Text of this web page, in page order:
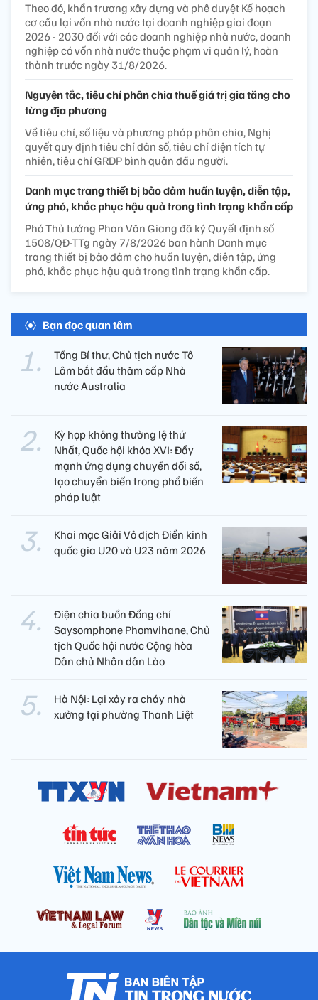
Theo đó, khẩn trương xây dựng và phê duyệt Kế hoạch
cơ cấu lại vốn nhà nước tại doanh nghiệp giai đoạn
2026 - 2030 đối với các doanh nghiệp nhà nước, doanh
nghiệp có vốn nhà nước thuộc phạm vi quản lý, hoàn
thành trước ngày 31/8/2026.
Nguyên tắc, tiêu chí phân chia thuế giá trị gia tăng cho
từng địa phương
Về tiêu chí, số liệu và phương pháp phân chia, Nghị
quyết quy định tiêu chí dân số, tiêu chí diện tích tự
nhiên, tiêu chí GRDP bình quân đầu người.
Danh mục trang thiết bị bảo đảm huấn luyện, diễn tập,
ứng phó, khắc phục hậu quả trong tình trạng khẩn cấp
Phó Thủ tướng Phan Văn Giang đã ký Quyết định số
1508/QĐ-TTg ngày 7/8/2026 ban hành Danh mục
trang thiết bị bảo đảm cho huấn luyện, diễn tập, ứng
phó, khắc phục hậu quả trong tình trạng khẩn cấp.
Bạn đọc quan tâm
Tổng Bí thư, Chủ tịch nước Tô
Lâm bắt đầu thăm cấp Nhà
nước Australia
Kỳ họp không thường lệ thứ
Nhất, Quốc hội khóa XVI: Đẩy
mạnh ứng dụng chuyển đổi số,
tạo chuyển biến trong phổ biến
pháp luật
Khai mạc Giải Vô địch Điền kinh
quốc gia U20 và U23 năm 2026
Điện chia buồn Đồng chí
Saysomphone Phomvihane, Chủ
tịch Quốc hội nước Cộng hòa
Dân chủ Nhân dân Lào
Hà Nội: Lại xảy ra cháy nhà
xưởng tại phường Thanh Liệt